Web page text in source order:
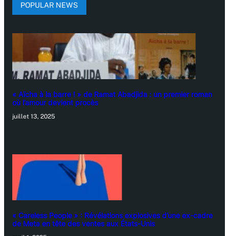
POPULAR NEWS
« Aïcha à la barre ! » de Ramat Abadjida : un premier roman
où l’amour devient procès
juillet 13, 2025
« Careless People » : Révélations explosives d’une ex-cadre
de Meta en tête des ventes aux États-Unis